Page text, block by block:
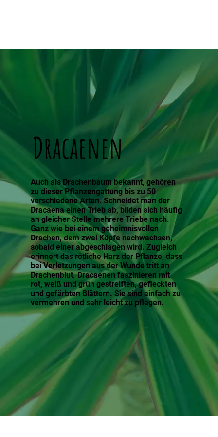
Dracaenen
Auch als Drachenbaum bekannt, gehören
zu dieser Pflanzengattung bis zu 50
verschiedene Arten. Schneidet man der
Dracaena einen Trieb ab, bilden sich häufig
an gleicher Stelle mehrere Triebe nach.
Ganz wie bei einem geheimnisvollen
Drachen, dem zwei Köpfe nachwachsen,
sobald einer abgeschlagen wird. Zugleich
erinnert das rötliche Harz der Pflanze, dass
bei Verletzungen aus der Wunde tritt an
Drachenblut. Dracaenen faszinieren mit
rot, weiß und grün gestreiften, gefleckten
und gefärbten Blättern. Sie sind einfach zu
vermehren und sehr leicht zu pflegen.